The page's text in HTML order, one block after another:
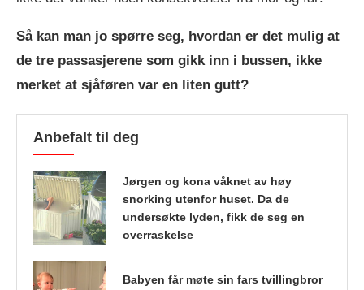
Så kan man jo spørre seg, hvordan er det mulig at
de tre passasjerene som gikk inn i bussen, ikke
merket at sjåføren var en liten gutt?
Anbefalt til deg
Jørgen og kona våknet av høy
snorking utenfor huset. Da de
undersøkte lyden, fikk de seg en
overraskelse
Babyen får møte sin fars tvillingbror